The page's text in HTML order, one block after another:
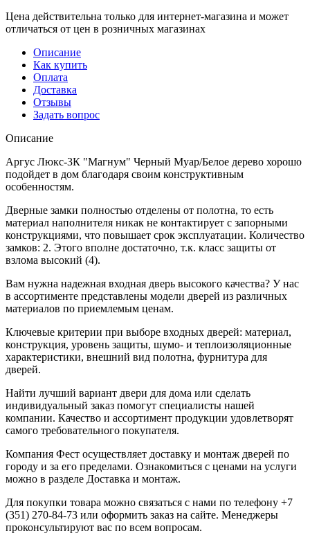
Цена действительна только для интернет-магазина и может
отличаться от цен в розничных магазинах
Описание
Как купить
Оплата
Доставка
Отзывы
Задать вопрос
Описание
Аргус Люкс-3К "Магнум" Черный Муар/Белое дерево хорошо
подойдет в дом благодаря своим конструктивным
особенностям.
Дверные замки полностью отделены от полотна, то есть
материал наполнителя никак не контактирует с запорными
конструкциями, что повышает срок эксплуатации. Количество
замков: 2. Этого вполне достаточно, т.к. класс защиты от
взлома высокий (4).
Вам нужна надежная входная дверь высокого качества? У нас
в ассортименте представлены модели дверей из различных
материалов по приемлемым ценам.
Ключевые критерии при выборе входных дверей: материал,
конструкция, уровень защиты, шумо- и теплоизоляционные
характеристики, внешний вид полотна, фурнитура для
дверей.
Найти лучший вариант двери для дома или сделать
индивидуальный заказ помогут специалисты нашей
компании. Качество и ассортимент продукции удовлетворят
самого требовательного покупателя.
Компания Фест осуществляет доставку и монтаж дверей по
городу и за его пределами. Ознакомиться с ценами на услуги
можно в разделе Доставка и монтаж.
Для покупки товара можно связаться с нами по телефону +7
(351) 270-84-73 или оформить заказ на сайте. Менеджеры
проконсультируют вас по всем вопросам.